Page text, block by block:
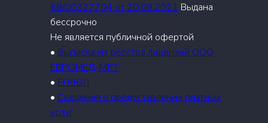
68/00327704 от 20.09.2021 Выдана
бессрочно
Не является публичной офертой
• Выписка из реестра лицензий ООО
ЕВРОМЕД-МРТ
• ЕГРЮЛ
• Сведения о предоставлении платных
услуг